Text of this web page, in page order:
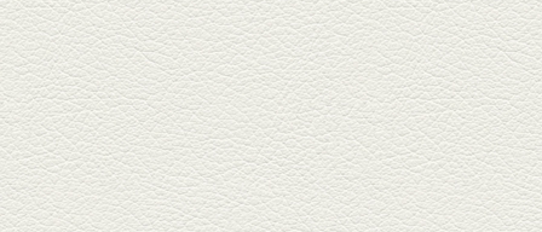
春の[熊本屋台村]で昼飲みの刻。
[かごっま屋台 黒で乾杯]で「銀...
2025年3月21日放送
薩摩赤鶏のころころ焼き
＆カツオの藁焼き
三年坂通りのビル２階「焼鳥こ
ろころ」はオシャレな店構えで
炭火...